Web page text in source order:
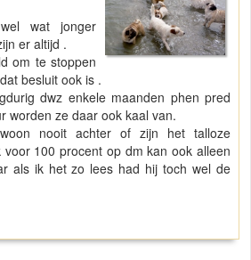
wat jonger
er altijd .
om te stoppen
besluit ook is .
dwz enkele maanden phen pred
worden ze daar ook kaal van.
nooit achter of zijn het talloze
100 procent op dm kan ook alleen
als ik het zo lees had hij toch wel de